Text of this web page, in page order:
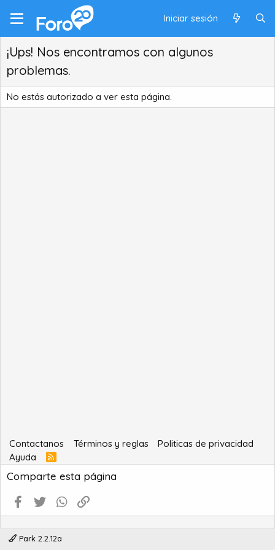
Iniciar sesión
¡Ups! Nos encontramos con algunos
problemas.
No estás autorizado a ver esta página.
Contactanos Términos y reglas
Politicas de privacidad
Ayuda
R
S
S
Comparte esta página
Facebook
Twitter WhatsApp
Park 2.2.12a